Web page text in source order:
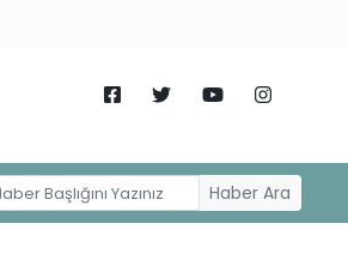
Haber Ara